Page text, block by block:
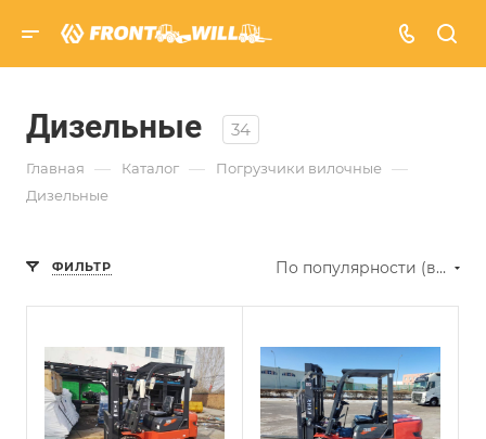
Дизельные 34
Главная — Каталог — Погрузчики вилочные —
Дизельные
ФИЛЬТР По популярности (возрастание)